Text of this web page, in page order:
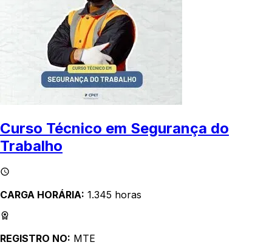
Curso Técnico em Segurança do
Trabalho
CARGA HORÁRIA: 1.345 horas
REGISTRO NO: MTE